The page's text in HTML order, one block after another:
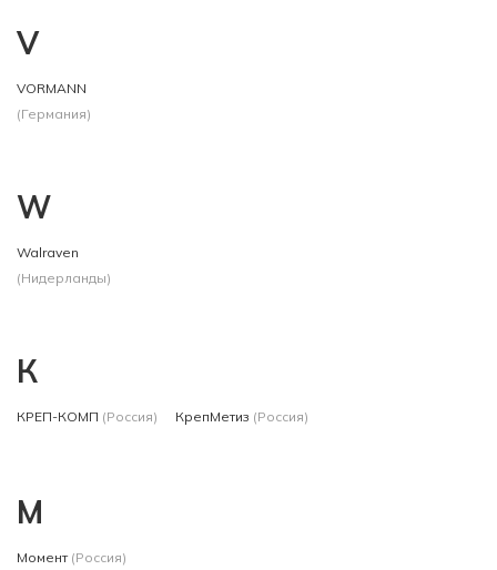
V
VORMANN
(Германия)
W
Walraven
(Нидерланды)
К
КРЕП-КОМП (Россия) КрепМетиз (Россия)
М
Момент (Россия)